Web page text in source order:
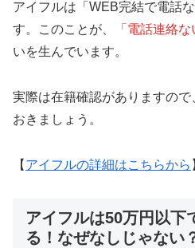
アイフルは「WEB完結で電話
す。このことが、
「電話連絡
いを生んでいます。
実際は在籍確認がありますの
おきましょう。
【 アイフルの詳細はこちらから
アイフルは50万円以下
る！なぜなしじゃない